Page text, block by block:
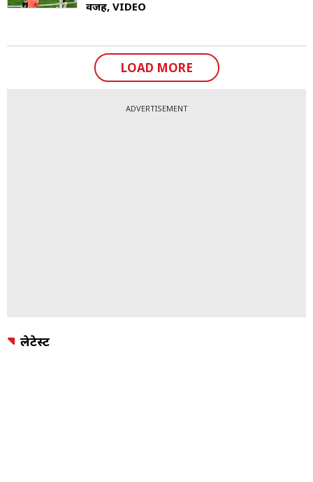
वजह, VIDEO
LOAD MORE
ADVERTISEMENT
लेटेस्ट